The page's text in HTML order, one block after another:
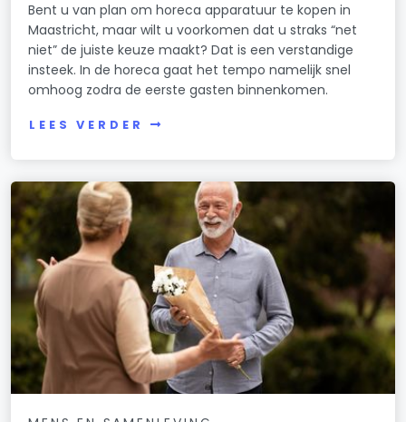
Bent u van plan om horeca apparatuur te kopen in
Maastricht, maar wilt u voorkomen dat u straks “net
niet” de juiste keuze maakt? Dat is een verstandige
insteek. In de horeca gaat het tempo namelijk snel
omhoog zodra de eerste gasten binnenkomen.
LEES VERDER